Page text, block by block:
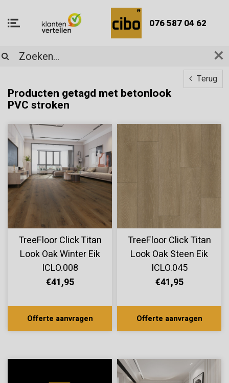
076 587 04 62
Terug
Producten getagd met betonlook
PVC stroken
TreeFloor Click Titan
Look Oak Winter Eik
ICLO.008
€41,95
Offerte aanvragen
TreeFloor Click Titan
Look Oak Steen Eik
ICLO.045
€41,95
Offerte aanvragen